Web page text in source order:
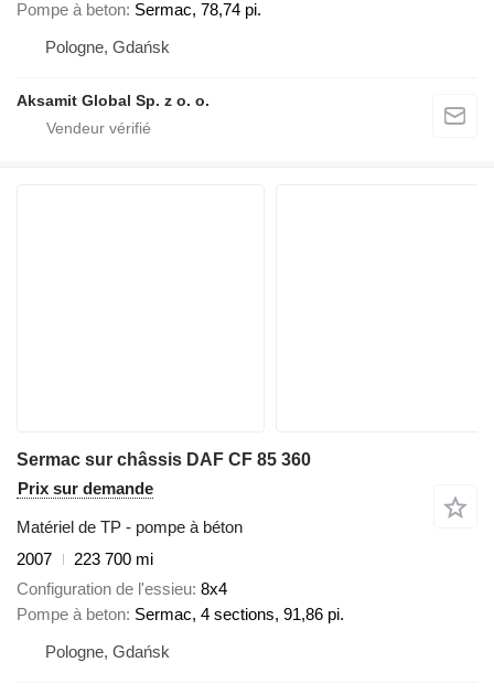
Pompe à beton Sermac, 78,74 pi.
Pologne, Gdańsk
Aksamit Global Sp. z o. o.
Sermac sur châssis DAF CF 85 360
Prix sur demande
Matériel de TP - pompe à béton
2007
223 700 mi
Configuration de l'essieu 8x4
Pompe à beton Sermac, 4 sections, 91,86 pi.
Pologne, Gdańsk